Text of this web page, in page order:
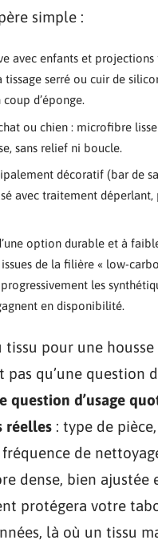
simple :
avec enfants et projections
serré ou cuir de
coup d’éponge.
ou chien : microfibre
sans relief ni boucle.
décoratif (bar de
avec traitement déperlant,
option durable et à
de la filière « low-
les
en disponibilité.
tissu pour une
pas qu’une question
question d’usage
réelles : type de
fréquence de
dense, bien ajustée
protégera votre
là où un tissu